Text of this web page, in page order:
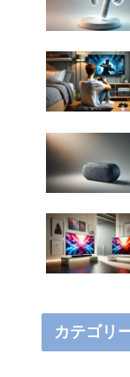
カテゴリ